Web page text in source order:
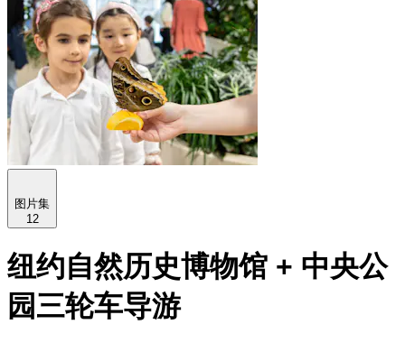
图片集
12
纽约自然历史博物馆 + 中央公
园三轮车导游